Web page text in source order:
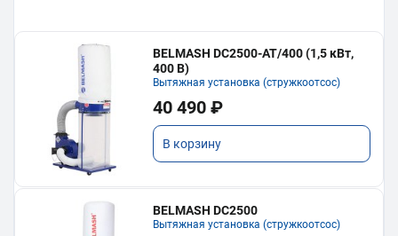
BELMASH DC2500-AT/400 (1,5 кВт,
400 В)
Вытяжная установка (стружкоотсос)
40 490 ₽
В корзину
BELMASH DC2500
Вытяжная установка (стружкоотсос)